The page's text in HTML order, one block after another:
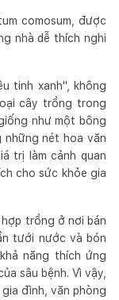
comosum, được
nhà dễ thích nghi
tinh xanh", không
cây trồng trong
như một bông
những nét hoa văn
trị làm cảnh quan
cho sức khỏe gia
trồng ở nơi bán
tưới nước và bón
năng thích ứng
sâu bệnh. Vì vậy,
đình, văn phòng